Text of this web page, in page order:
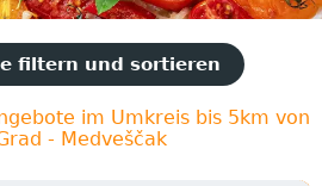
filtern und sortieren
im Umkreis bis 5km von
- Medveščak